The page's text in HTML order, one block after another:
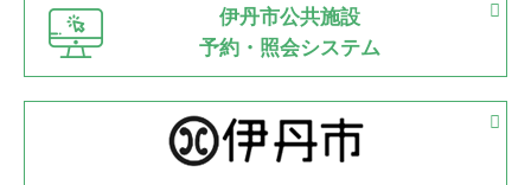
2022.06.12
県知事杯争奪バレーボール大会が開催
緑ケ丘体育館
2022.05.05
体育協会長杯 バドミントン競技の部
伊丹市公共施設
予約・照会システム